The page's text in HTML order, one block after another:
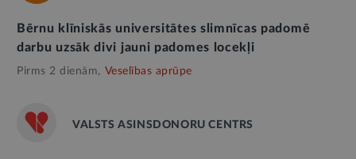
Bērnu klīniskās universitātes slimnīcas padomē
darbu uzsāk divi jauni padomes locekļi
Pirms 2 dienām, Veselības aprūpe
VALSTS ASINSDONORU CENTRS